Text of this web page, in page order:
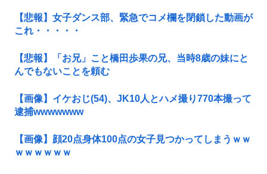
【悲報】女子ダンス部、緊急でコメ欄を閉鎖した動画が
これ・・・・・
【悲報】「お兄」こと橋田歩果の兄、当時8歳の妹にと
んでもないことを頼む
【画像】イケおじ(54)、JK10人とハメ撮り770本撮って
逮捕wwwwwww
【画像】顔20点身体100点の女子見つかってしまうｗｗ
ｗｗｗｗｗｗ